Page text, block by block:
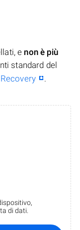
e non è più
standard del
.
di dati.